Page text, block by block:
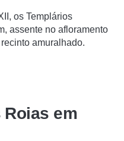
os Templários
assente no afloramento
amuralhado.
Roias em